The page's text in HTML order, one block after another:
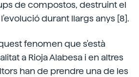
de compostos, destruint el
durant llargs anys [8].
fenomen que s'està
a Rioja Alabesa i en altres
han de prendre una de les